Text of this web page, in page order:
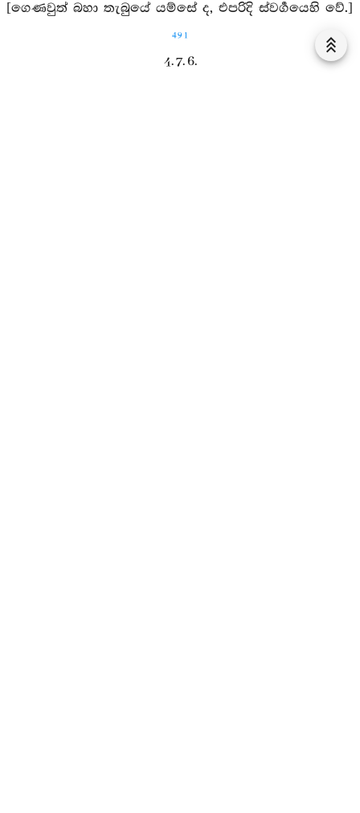
[ගෙණවුත් බහා තැබුයේ යම්සේ ද, එපරිදි ස්වර්‍ගයෙහි වේ.]
491
4. 7. 6.